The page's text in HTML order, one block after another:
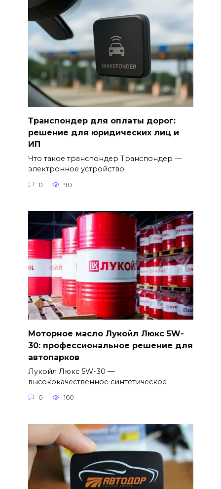
Транспондер для оплаты дорог:
решение для юридических лиц и
ИП
Что такое транспондер Транспондер —
электронное устройство
0 90
Моторное масло Лукойл Люкс 5W-
30: профессиональное решение для
автопарков
Лукойл Люкс 5W-30 —
высококачественное синтетическое
0 160